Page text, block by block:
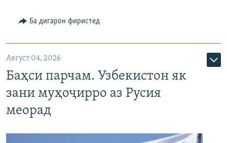
Ба дигарон фиристед
Август 04, 2026
Баҳси парчам. Узбекистон як
зани муҳоҷирро аз Русия
меорад